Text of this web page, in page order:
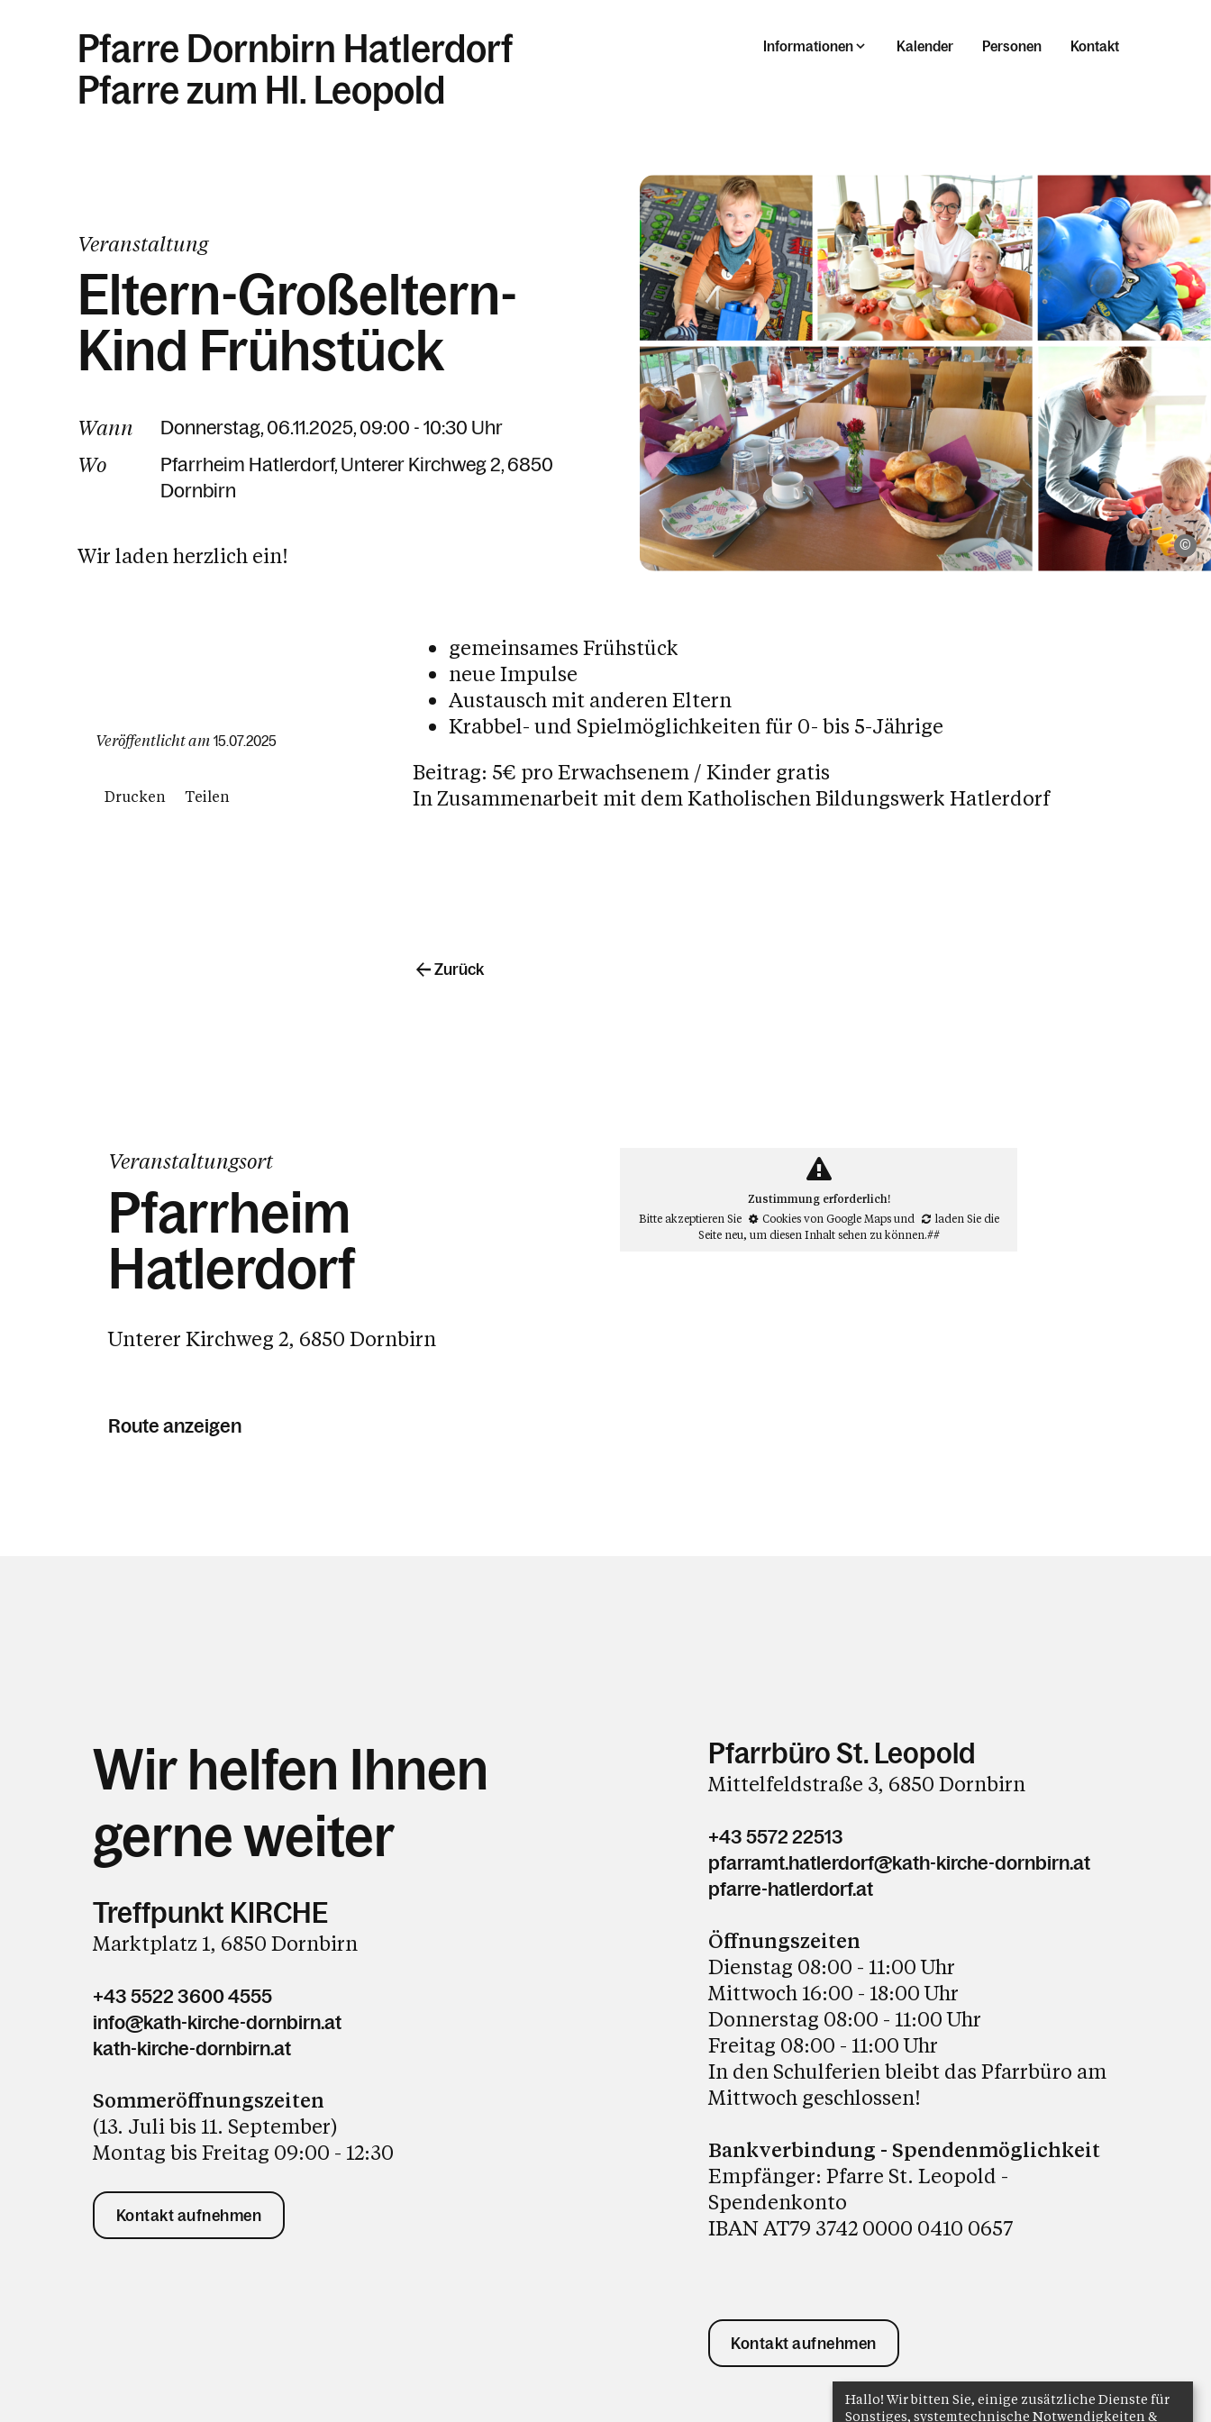
Pfarre Dornbirn Hatlerdorf
Pfarre zum Hl. Leopold
Informationen Kalender Personen Kontakt
Veranstaltung
Eltern-Großeltern-
Kind Frühstück
Wann Donnerstag, 06.11.2025, 09:00 - 10:30 Uhr
Wo Pfarrheim Hatlerdorf Unterer Kirchweg 2 6850
Dornbirn
Wir laden herzlich ein!
Veröffentlicht am 15.07.2025
Drucken Teilen
gemeinsames Frühstück
neue Impulse
Austausch mit anderen Eltern
Krabbel- und Spielmöglichkeiten für 0- bis 5-Jährige
Beitrag: 5€ pro Erwachsenem / Kinder gratis
In Zusammenarbeit mit dem Katholischen Bildungswerk Hatlerdorf
Zurück
Veranstaltungsort
Pfarrheim
Hatlerdorf
Unterer Kirchweg 2, 6850 Dornbirn
Route anzeigen
Zustimmung erforderlich!
Bitte akzeptieren Sie
Cookies von Google Mapsund
laden Sie die
Seite neu, um diesen Inhalt sehen zu können.##
Wir helfen Ihnen
gerne weiter
Treffpunkt KIRCHE
Marktplatz 1, 6850 Dornbirn
+43 5522 3600 4555
info@kath-kirche-dornbirn.at
kath-kirche-dornbirn.at
Sommeröffnungszeiten
(13. Juli bis 11. September)
Montag bis Freitag 09:00 - 12:30
Kontakt aufnehmen
Pfarrbüro St. Leopold
Mittelfeldstraße 3, 6850 Dornbirn
+43 5572 22513
pfarramt.hatlerdorf@kath-kirche-dornbirn.at
pfarre-hatlerdorf.at
Öffnungszeiten
Dienstag 08:00 - 11:00 Uhr
Mittwoch 16:00 - 18:00 Uhr
Donnerstag 08:00 - 11:00 Uhr
Freitag 08:00 - 11:00 Uhr
In den Schulferien bleibt das Pfarrbüro am
Mittwoch geschlossen!
Bankverbindung - Spendenmöglichkeit
Empfänger: Pfarre St. Leopold -
Spendenkonto
IBAN AT79 3742 0000 0410 0657
Kontakt aufnehmen
Hallo! Wir bitten Sie, einige zusätzliche Dienste für
Sonstiges, systemtechnische Notwendigkeiten &